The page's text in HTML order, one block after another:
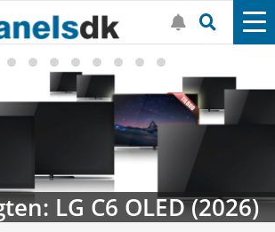
LG C6 OLED (2026)